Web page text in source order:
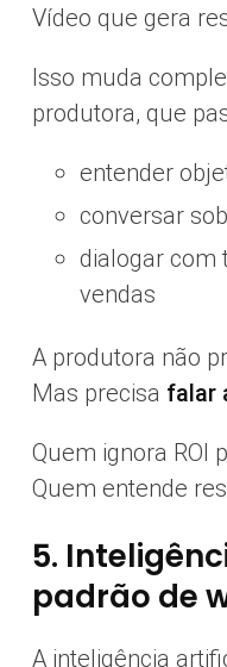
Vídeo que gera
Isso muda
produtora, que
entender
conversar
dialogar com
vendas
A produtora não
Mas precisa falar
Quem ignora ROI
Quem entende
5.
padrão de
A inteligência